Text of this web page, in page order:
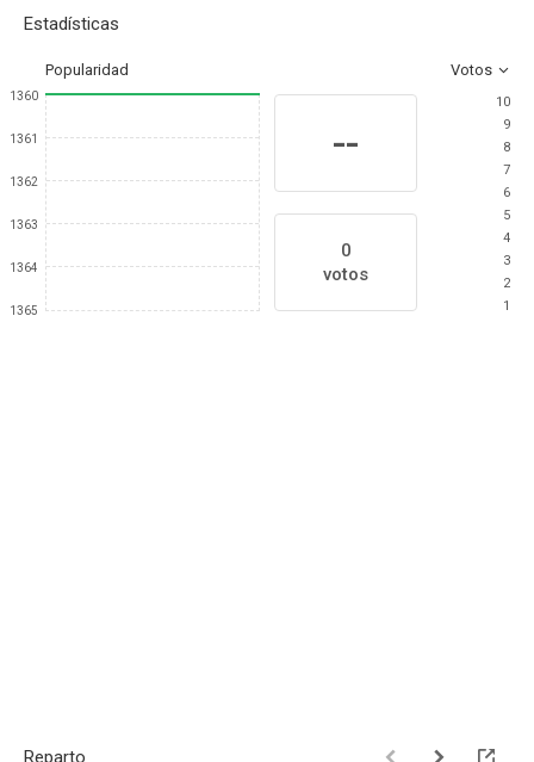
Estadísticas
Popularidad Votos
1360
1361
1362
1363
1364
1365
--
0
votos
10
9
8
7
6
5
4
3
2
1
Reparto